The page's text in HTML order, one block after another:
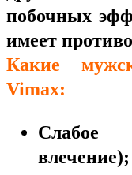
побочных
имеет
Какие
Vimax:
Слабое
влечение);